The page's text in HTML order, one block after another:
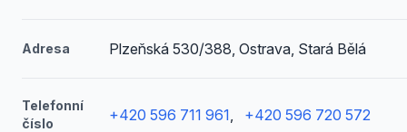
Adresa Plzeňská 530/388, Ostrava, Stará Bělá
Telefonní
číslo
+420 596 711 961, +420 596 720 572